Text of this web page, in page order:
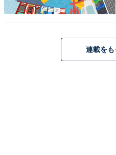
ただし、これはかなり早い
連載を